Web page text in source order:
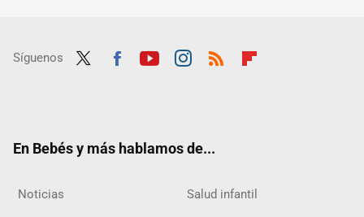
Síguenos
En Bebés y más hablamos de...
Noticias Salud infantil